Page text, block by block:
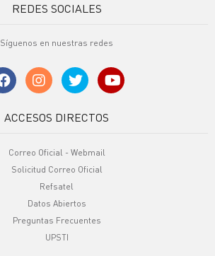
REDES SOCIALES
Síguenos en nuestras redes
ACCESOS DIRECTOS
Correo Oficial - Webmail
Solicitud Correo Oficial
Refsatel
Datos Abiertos
Preguntas Frecuentes
UPSTI